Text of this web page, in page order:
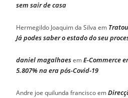
sem sair de casa
Hermegildo Joaquim da Silva em
Já podes saber o estado do seu
daniel magalhaesemE-Commerce
5.807% na era pós-Covid-19
Andre joe quilunda franciscoem